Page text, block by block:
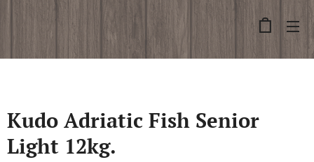
Kudo Adriatic Fish Senior
Light 12kg.